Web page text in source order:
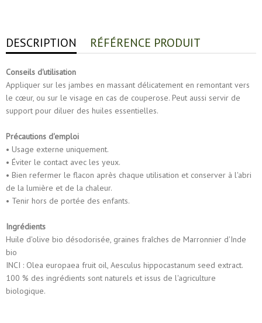
DESCRIPTION RÉFÉRENCE PRODUIT
Conseils d'utilisation
Appliquer sur les jambes en massant délicatement en remontant vers
le cœur, ou sur le visage en cas de couperose. Peut aussi servir de
support pour diluer des huiles essentielles.
Précautions d'emploi
• Usage externe uniquement.
• Éviter le contact avec les yeux.
• Bien refermer le flacon après chaque utilisation et conserver à l'abri
de la lumière et de la chaleur.
• Tenir hors de portée des enfants.
Ingrédients
Huile d'olive bio désodorisée, graines fraîches de Marronnier d'Inde
bio
INCI : Olea europaea fruit oil, Aesculus hippocastanum seed extract.
100 % des ingrédients sont naturels et issus de l'agriculture
biologique.